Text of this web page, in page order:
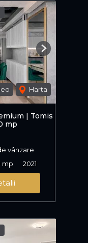
Harta
Next
| Tomis
mp
vânzare
mp 2021